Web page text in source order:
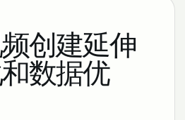
创建延伸
数据优